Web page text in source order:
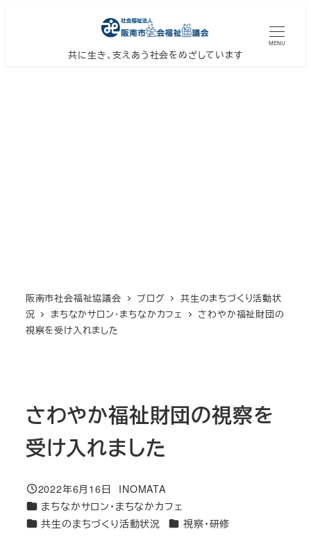
共に生き、支えあう社会をめざしています
MENU
阪南市社会福祉協議会 ブログ
共生のまちづくり活動状
況
まちなかサロン・まちなかカフェ
さわやか福祉財団の
視察を受け入れました
さわやか福祉財団の視察を
受け入れました
投稿日
2022年6月16日
著
者
INOMATA
カテゴリー
まちなかサロン・まちなかカフェ
カテゴリー
共生のまちづくり活動状況 カテゴリー
視察・研修